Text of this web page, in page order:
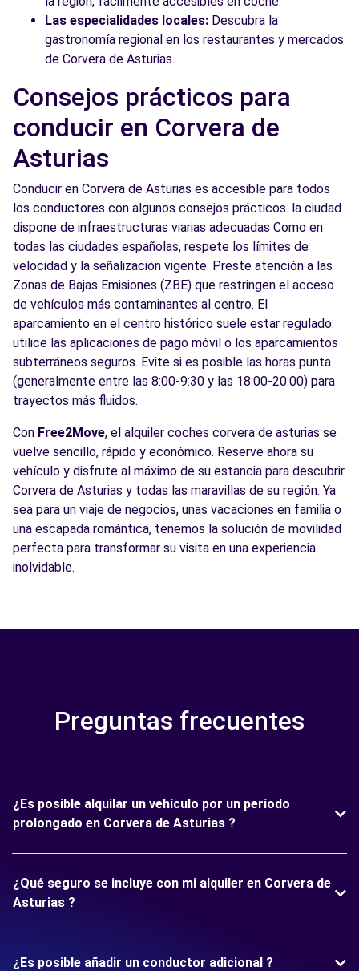
Las especialidades locales: Descubra la
gastronomía regional en los restaurantes y mercados
de Corvera de Asturias.
Consejos prácticos para
conducir en Corvera de
Asturias
Conducir en Corvera de Asturias es accesible para todos
los conductores con algunos consejos prácticos. la ciudad
dispone de infraestructuras viarias adecuadas Como en
todas las ciudades españolas, respete los límites de
velocidad y la señalización vigente. Preste atención a las
Zonas de Bajas Emisiones (ZBE) que restringen el acceso
de vehículos más contaminantes al centro. El
aparcamiento en el centro histórico suele estar regulado:
utilice las aplicaciones de pago móvil o los aparcamientos
subterráneos seguros. Evite si es posible las horas punta
(generalmente entre las 8:00-9:30 y las 18:00-20:00) para
trayectos más fluidos.
Con Free2Move, el alquiler coches corvera de asturias se
vuelve sencillo, rápido y económico. Reserve ahora su
vehículo y disfrute al máximo de su estancia para descubrir
Corvera de Asturias y todas las maravillas de su región. Ya
sea para un viaje de negocios, unas vacaciones en familia o
una escapada romántica, tenemos la solución de movilidad
perfecta para transformar su visita en una experiencia
inolvidable.
Preguntas frecuentes
¿Es posible alquilar un vehículo por un período
prolongado en Corvera de Asturias ?
¿Qué seguro se incluye con mi alquiler en Corvera de
Asturias ?
¿Es posible añadir un conductor adicional ?